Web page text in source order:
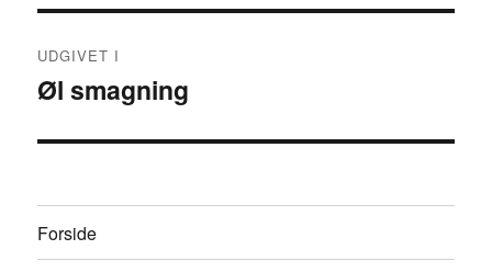
UDGIVET I
Øl smagning
Forside